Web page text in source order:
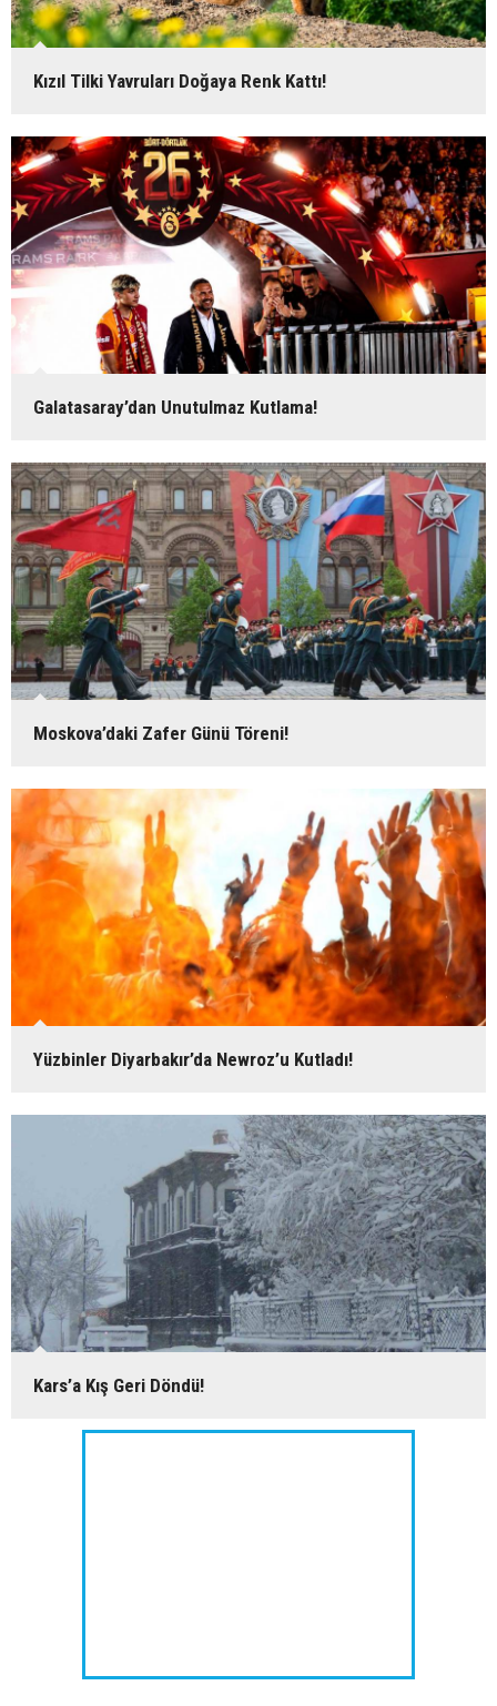
Kızıl Tilki Yavruları Doğaya Renk Kattı!
Galatasaray’dan Unutulmaz Kutlama!
Moskova’daki Zafer Günü Töreni!
Yüzbinler Diyarbakır’da Newroz’u Kutladı!
Kars’a Kış Geri Döndü!